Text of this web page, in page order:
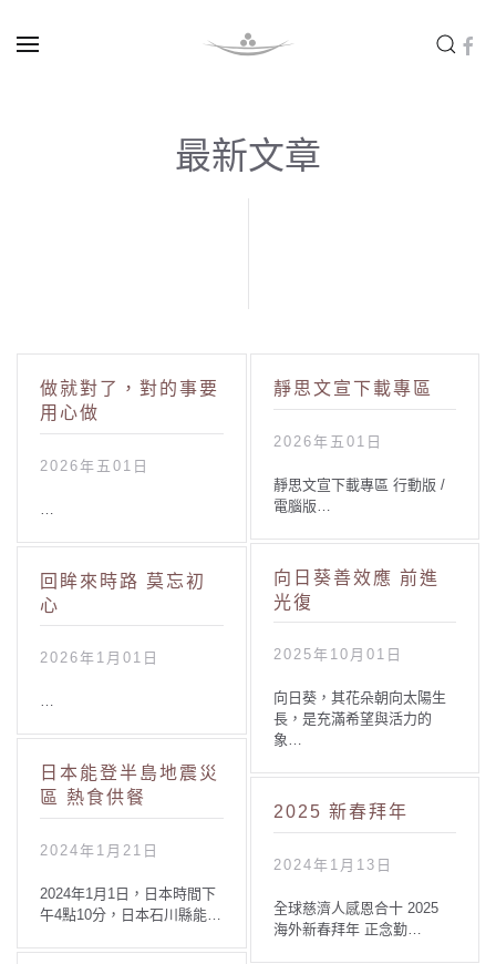
最新文章
做就對了，對的事要
用心做
2026年五01日
靜思文宣下載專區
2026年五01日
靜思文宣下載專區 行動版 /
電腦版…
回眸來時路 莫忘初
心
2026年1月01日
…
向日葵善效應 前進
光復
2025年10月01日
向日葵，其花朵朝向太陽生
長，是充滿希望與活力的
象…
日本能登半島地震災
區 熱食供餐
2024年1月21日
2024年1月1日，日本時間下
午4點10分，日本石川縣能…
2025 新春拜年
2024年1月13日
全球慈濟人感恩合十 2025
海外新春拜年 正念勤…